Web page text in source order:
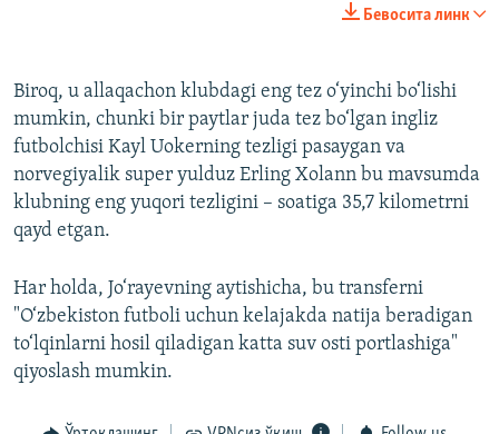
720p 1080p
720p
1080p
Бевосита линк
Biroq, u allaqachon klubdagi eng tez o‘yinchi bo‘lishi
mumkin, chunki bir paytlar juda tez bo‘lgan ingliz
futbolchisi Kayl Uokerning tezligi pasaygan va
norvegiyalik super yulduz Erling Xolann bu mavsumda
klubning eng yuqori tezligini – soatiga 35,7 kilometrni
qayd etgan.
Har holda, Jo‘rayevning aytishicha, bu transferni
"O‘zbekiston futboli uchun kelajakda natija beradigan
to‘lqinlarni hosil qiladigan katta suv osti portlashiga"
qiyoslash mumkin.